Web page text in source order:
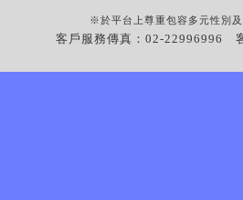
※於平台上尊重包容多元性別
客戶服務傳真：02-22996996